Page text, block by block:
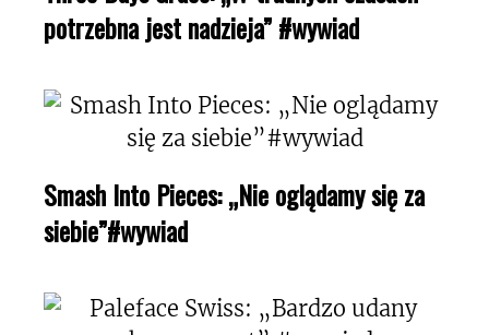
potrzebna jest nadzieja” #wywiad
Smash Into Pieces: „Nie oglądamy się za
siebie”#wywiad